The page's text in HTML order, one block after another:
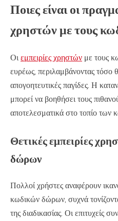
Ποιες είναι οι
χρηστών με τους
Οιεμπειρίες χρηστών με τους
ευρέως, περιλαμβάνοντας τόσο
απογοητευτικές παγίδες. Η
μπορεί να βοηθήσει τους
αποτελεσματικά στο τοπίο
Θετικές εμπειρίες
δώρων
Πολλοί χρήστες αναφέρουν
κωδικών δώρων, συχνά
της διαδικασίας. Οι επιτυχείς